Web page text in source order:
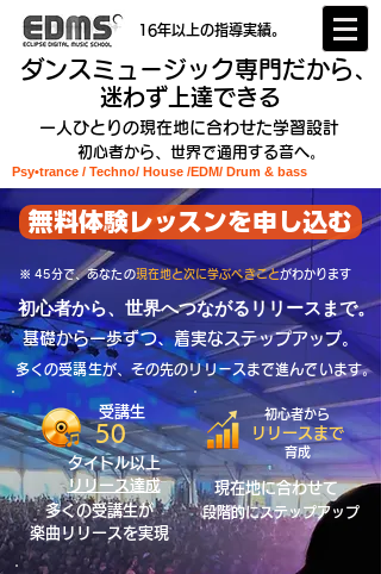
16年以上の指導実績。
ダンスミュージック専門だから、
迷わず上達できる
一人ひとりの現在地に合わせた学習設計
初心者から、世界で通用する音へ。
Psy•trance / Techno/ House /EDM/ Drum & bass
無料体験レッスンを申し込む
​※ 45分で、あなたの現在地と次に学ぶべきことがわかります
初心者から、世界へつながるリリースまで。
基礎から一歩ずつ、着実なステップアップ。
多くの受講生が、その先のリリースまで進んでいます。
受講生
50
タイトル以上
リリース達成
多くの受講生が
楽曲リリースを実現
初心者から
リリースまで
育成
現在地に合わせて
段階的にステップアップ